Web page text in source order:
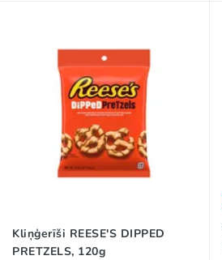
Kliņģerīši REESE'S DIPPED
PRETZELS, 120g